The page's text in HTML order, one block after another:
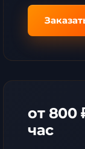
от 800
час